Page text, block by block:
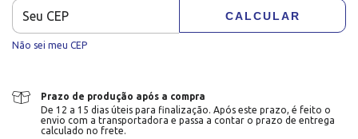
CALCULAR
Não sei meu CEP
Prazo de produção após a compra
De 12 a 15 dias úteis para finalização. Após este prazo, é feito o
envio com a transportadora e passa a contar o prazo de entrega
calculado no frete.